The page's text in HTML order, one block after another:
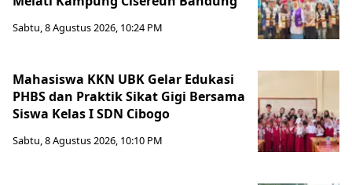
Sabtu, 8 Agustus 2026, 10:24 PM
Mahasiswa KKN UBK Gelar Edukasi
PHBS dan Praktik Sikat Gigi Bersama
Siswa Kelas I SDN Cibogo
Sabtu, 8 Agustus 2026, 10:10 PM